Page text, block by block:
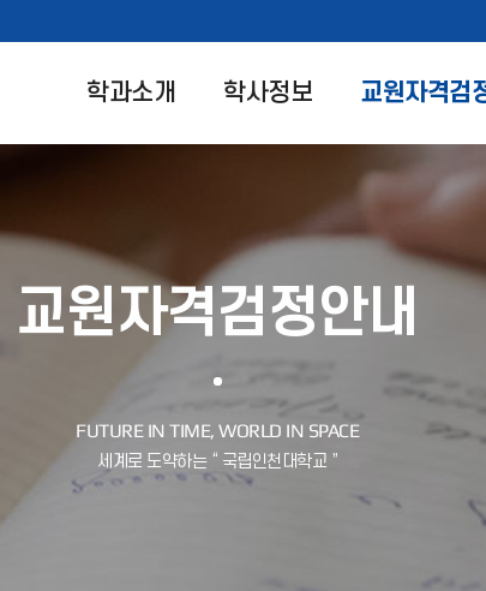
학과소개 학사정보 교원자격검
교원자격검정안내